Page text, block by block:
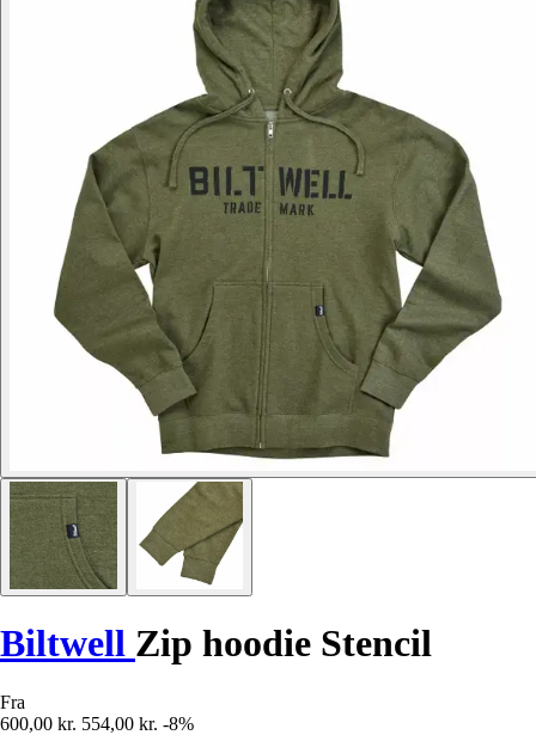
Biltwell Zip hoodie Stencil
Fra
600,00 kr. 554,00 kr. -8%